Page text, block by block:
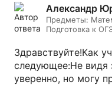
Александр
Предметы:
Подготовка к
Здравствуйте!Как
следующее:Не видя
уверенно, но могу